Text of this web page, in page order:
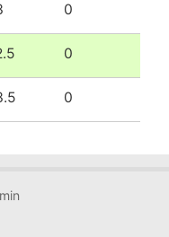
0
0
0